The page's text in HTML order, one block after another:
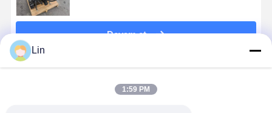
Devam et
Lin
1:59 PM